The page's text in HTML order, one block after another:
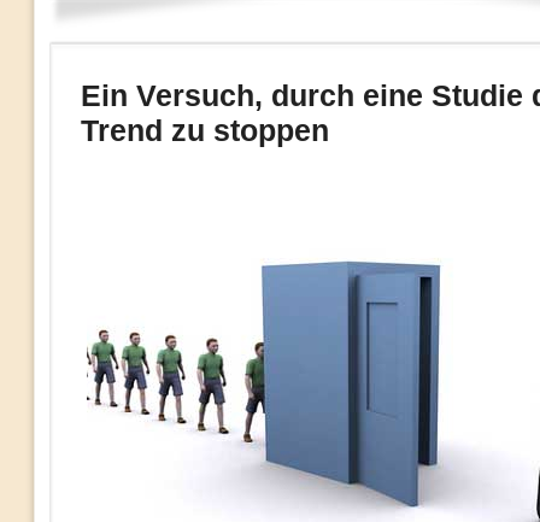
Ein Versuch, durch eine Studie
Trend zu stoppen